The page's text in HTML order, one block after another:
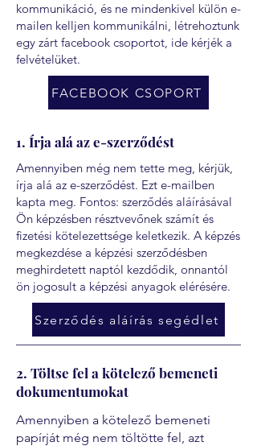
kommunikáció, és ne mindenkivel külön e-
mailen kelljen kommunikálni, létrehoztunk
egy zárt facebook csoportot, ide kérjék a
felvételüket.
FACEBOOK CSOPORT
1. Írja alá az e-szerződést
Amennyiben még nem tette meg, kérjük,
írja alá az e-szerződést. Ezt e-mailben
kapta meg. Fontos: szerződés aláírásával
Ön képzésben résztvevőnek számít és
fizetési kötelezettsége keletkezik. A képzés
megkezdése a képzési szerződésben
meghirdetett naptól kezdődik, onnantól
ön jogosult a képzési anyagok elérésére.
Szerződés aláírás segédlet
2. Töltse fel a kötelező bemeneti
dokumentumokat
Amennyiben a kötelező bemeneti
papírját még nem töltötte fel, azt